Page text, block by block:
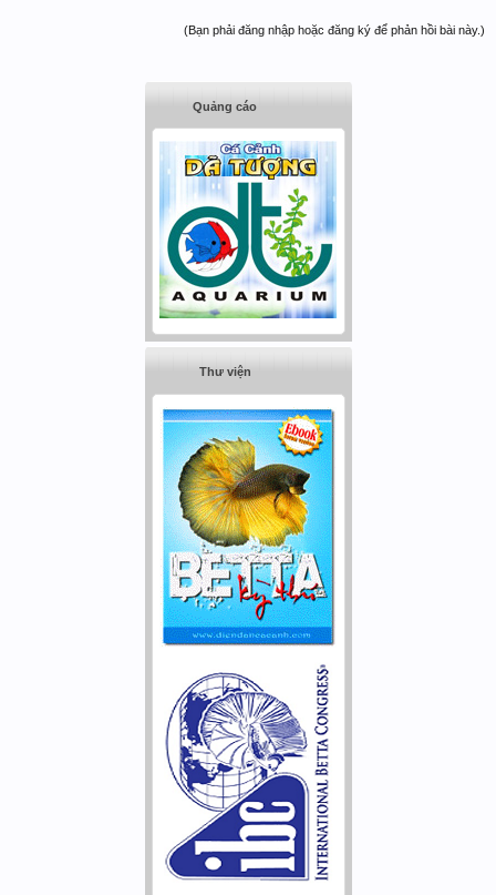
(Bạn phải đăng nhập hoặc đăng ký để phản hồi bài này.)
Quảng cáo
Thư viện